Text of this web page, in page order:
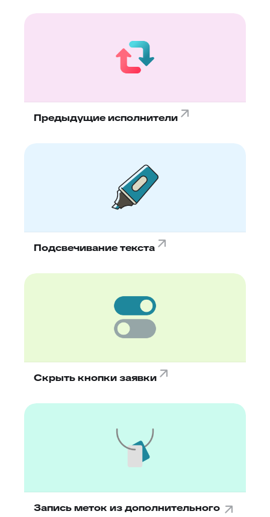
Предыдущие исполнители
Подсвечивание текста
Скрыть кнопки заявки
Запись меток из дополнительного